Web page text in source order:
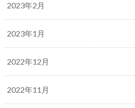
2023年2月
2023年1月
2022年12月
2022年11月